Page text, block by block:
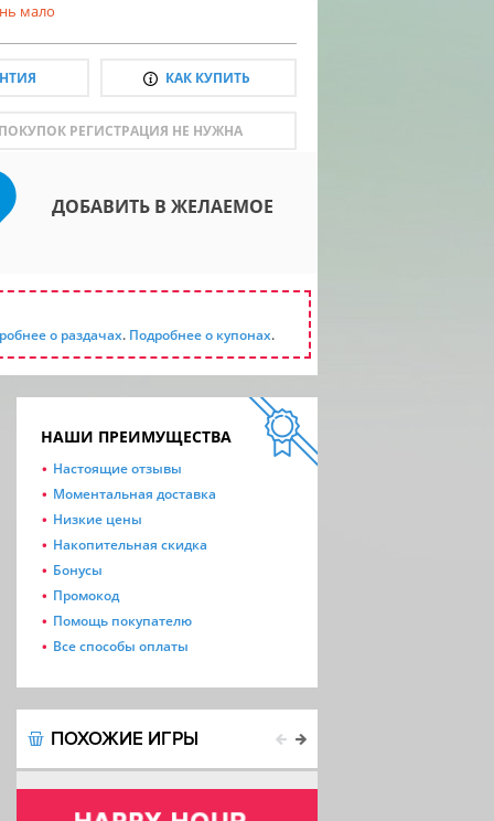
мало
КАК КУПИТЬ
РЕГИСТРАЦИЯ НЕ НУЖНА
ДОБАВИТЬ В ЖЕЛАЕМОЕ
о раздачах. Подробнее о купонах.
НАШИ ПРЕИМУЩЕСТВА
Настоящие отзывы
Моментальная доставка
Низкие цены
Накопительная скидка
Бонусы
Промокод
Помощь покупателю
Все способы оплаты
ПОХОЖИЕ ИГРЫ